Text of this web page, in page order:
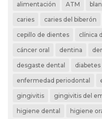
alimentación ATM
caries caries del biberón
cepillo de dientes clínica
cáncer oral dentina
desgaste dental diabetes
enfermedad periodontal
gingivitis gingivitis del
higiene dental higiene